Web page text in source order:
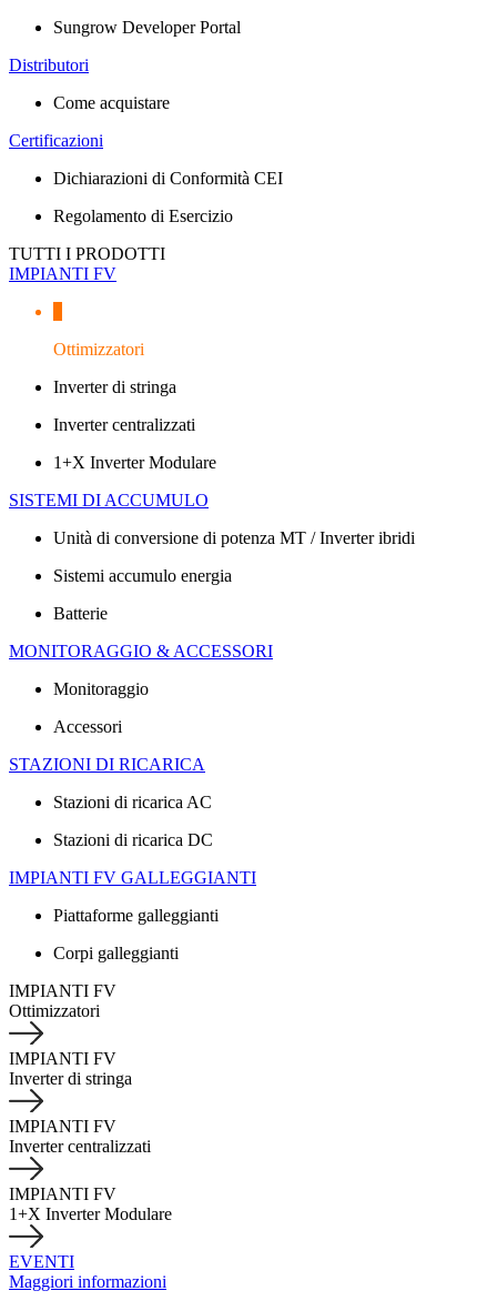
Sungrow Developer Portal
Distributori
Come acquistare
Certificazioni
Dichiarazioni di Conformità CEI
Regolamento di Esercizio
TUTTI I PRODOTTI
IMPIANTI FV
Ottimizzatori
Inverter di stringa
Inverter centralizzati
1+X Inverter Modulare
SISTEMI DI ACCUMULO
Unità di conversione di potenza MT / Inverter ibridi
Sistemi accumulo energia
Batterie
MONITORAGGIO & ACCESSORI
Monitoraggio
Accessori
STAZIONI DI RICARICA
Stazioni di ricarica AC
Stazioni di ricarica DC
IMPIANTI FV GALLEGGIANTI
Piattaforme galleggianti
Corpi galleggianti
IMPIANTI FV
Ottimizzatori
IMPIANTI FV
Inverter di stringa
IMPIANTI FV
Inverter centralizzati
IMPIANTI FV
1+X Inverter Modulare
EVENTI
Maggiori informazioni